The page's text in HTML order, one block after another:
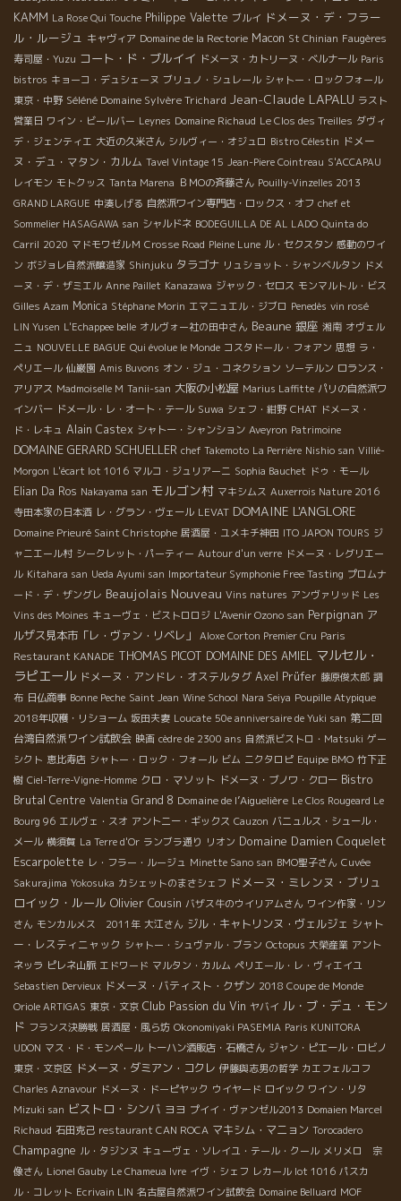
KAMM La Rose Qui Touche Philippe Valette ブルイ ドメーヌ・デ・フラー
ル・ルージュ キャヴィア Domaine de la Rectorie Macon St Chinian Faugères
寿司屋・Yuzu コート・ド・ブルイイ ドメーヌ・カトリーヌ・ベルナール Paris
bistros キョーコ・デュシェーヌ ブリュノ・シュレール シャトー・ロックフォール
東京・中野 Séléné Domaine Sylvère Trichard Jean-Claude LAPALU ラスト
営業日 ワイン・ビールバー Leynes Domaine Richaud Le Clos des Treilles ダヴィ
デ・ジェンティエ 大近の久米さん シルヴィー・オジュロ Bistro Célestin ドメー
ヌ・デュ・マタン・カルム Tavel Vintage 15 Jean-Piere Cointreau S'ACCAPAU
レイモン モトクッス Tanta Marena ＢＭОの斉藤さん Pouilly-Vinzelles 2013
GRAND LARGUE 中湊しげる 自然派ワイン専門店・ロックス・オフ chef et
Sommelier HASAGAWA san シャルドネ BODEGUILLA DE AL LADO Quinta do
Carril 2020 マドモワゼルＭ Crosse Road Pleine Lune ル・セクスタン 感動のワイ
ン ボジョレ自然派醸造家 Shinjuku タラゴナ リュショット・シャンベルタン ドメ
ーヌ・デ・ザミエル Anne Paillet Kanazawa ジャック・セロス モンマルトル・ビス
Gilles Azam Monica Stéphane Morin エマニュエル・ジブロ Penedès vin rosé
LIN Yusen L'Echappee belle オルヴォー社の田中さん Beaune 銀座 湘南 オヴェル
ニュ NOUVELLE BAGUE Qui évolue le Monde コスタドール・フォアン 思想 ラ・
ペリエール 仙巌園 Amis Buvons オン・ジュ・コネクション ソーテルン ロランス・
アリアス Madmoiselle M Tanii-san 大阪の小松屋 Marius Laffitte パリの自然派ワ
インバー ドメール・レ・オート・テール Suwa シェフ・紺野 CHAT ドメーヌ・
ド・レキュ Alain Castex シャトー・シャンション Aveyron Patrimoine
DOMAINE GERARD SCHUELLER chef Takemoto La Perrière Nishio san Villié-
Morgon L'écart lot 1016 マルコ・ジュリアーニ Sophia Bauchet ドゥ・モール
Elian Da Ros Nakayama san モルゴン村 マキシムス Auxerrois Nature 2016
寺田本家の日本酒 レ・グラン・ヴェール LEVAT DOMAINE L'ANGLORE
Domaine Prieuré Saint Christophe 居酒屋・ユメキチ神田 ITO JAPON TOURS ジ
ャニエール村 シークレット・パーティー Autour d'un verre ドメーヌ・レグリエー
ル Kitahara san Ueda Ayumi san Importateur Symphonie Free Tasting プロムナ
ード・デ・ザングレ Beaujolais Nouveau Vins natures アンヴァリッド Les
Vins des Moines キューヴェ・ビストロロジ L'Avenir Ozono san Perpignan ア
ルザス見本市「レ・ヴァン・リベレ」
Aloxe Corton Premier Cru Paris
Restaurant KANADE THOMAS PICOT DOMAINE DES AMIEL マルセル・
ラピエール ドメーヌ・アンドレ・オステルタグ Axel Prüfer 藤原俊太郎 調
布 日仏商事 Bonne Peche Saint Jean Wine School Nara Seiya Poupille Atypique
2018年収穫・リショーム 坂田夫妻 Loucate 50e anniversaire de Yuki san 第二回
台湾自然派ワイン試飲会 映画 cèdre de 2300 ans 自然派ビストロ・Matsuki ゲー
シクト 恵比寿店 シャトー・ロック・フォール ビム ニクタロピ Equipe BMO 竹下正
樹 Ciel-Terre-Vigne-Homme クロ・マソット ドメーヌ・ブノワ・クロー Bistro
Brutal Centre Valentia Grand 8 Domaine de l’Aiguelière Le Clos Rougeard Le
Bourg 96 エルヴェ・スオ アントニー・ギックス Cauzon バニュルス・シュール・
メール 横須賀 La Terre d'Or ランブラ通り リオン Domaine Damien Coquelet
Escarpolette レ・フラー・ルージュ Minette Sano san BMO聖子さん Cuvée
Sakurajima Yokosuka カシェットのまさシェフ ドメーヌ・ミレンヌ・ブリュ
ロイック・ルール Olivier Cousin バザス牛のウイリアムさん ワイン作家・リン
さん モンカルメス 2011年 大江さん ジル・キャトリンヌ・ヴェルジェ シャト
ー・レスティニャック シャトー・シュヴァル・ブラン Octopus 大榮産業 アント
ネッラ ピレネ山脈 エドワード マルタン・カルム ペリエール・レ・ヴィエイユ
Sebastien Dervieux ドメーヌ・バティスト・クザン 2018 Coupe de Monde
Oriole ARTIGAS 東京・文京 Club Passion du Vin ヤバイ ル・ブ・デュ・モン
ド フランス決勝戦 居酒屋・風ら坊 Okonomiyaki PASEMIA Paris KUNITORA
UDON マス・ド・モンペール トーハン酒販店・石橋さん ジャン・ピエール・ロビノ
東京・文京区 ドメーヌ・ダミアン・コクレ 伊藤與志男の哲学 カエフェルコフ
Charles Aznavour ドメーヌ・ドーピヤック ウイヤード ロイック ワイン・リタ
Mizuki san ビストロ・シンバ ヨヨ プイイ・ヴァンゼル2013 Domaien Marcel
Richaud 石田克己 restaurant CAN ROCA マキシム・マニョン Torocadero
Champagne ル・タジンヌ キューヴェ・ソレイユ・テール・クール メリメロ 宗
像さん Lionel Gauby Le Chameua Ivre イヴ・シェフ レカール lot 1016 パスカ
ル・コレット Ecrivain LIN 名古屋自然派ワイン試飲会 Domaine Belluard MOF